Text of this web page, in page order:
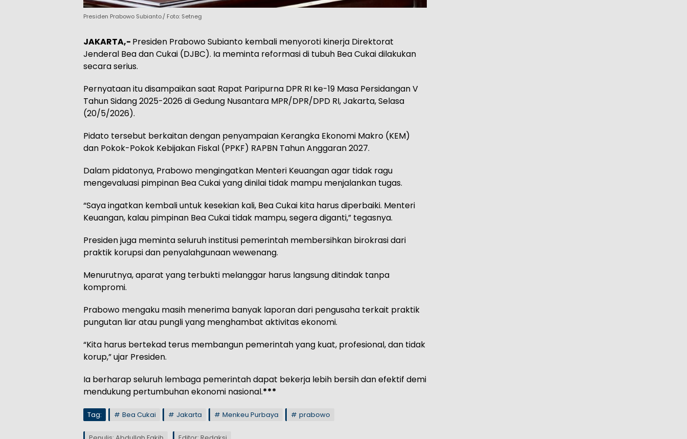
Presiden Prabowo Subianto./ Foto: Setneg
JAKARTA,- Presiden Prabowo Subianto kembali menyoroti kinerja Direktorat
Jenderal Bea dan Cukai (DJBC). Ia meminta reformasi di tubuh Bea Cukai dilakukan
secara serius.
Pernyataan itu disampaikan saat Rapat Paripurna DPR RI ke-19 Masa Persidangan V
Tahun Sidang 2025-2026 di Gedung Nusantara MPR/DPR/DPD RI, Jakarta, Selasa
(20/5/2026).
Pidato tersebut berkaitan dengan penyampaian Kerangka Ekonomi Makro (KEM)
dan Pokok-Pokok Kebijakan Fiskal (PPKF) RAPBN Tahun Anggaran 2027.
Dalam pidatonya, Prabowo mengingatkan Menteri Keuangan agar tidak ragu
mengevaluasi pimpinan Bea Cukai yang dinilai tidak mampu menjalankan tugas.
“Saya ingatkan kembali untuk kesekian kali, Bea Cukai kita harus diperbaiki. Menteri
Keuangan, kalau pimpinan Bea Cukai tidak mampu, segera diganti,” tegasnya.
Presiden juga meminta seluruh institusi pemerintah membersihkan birokrasi dari
praktik korupsi dan penyalahgunaan wewenang.
Menurutnya, aparat yang terbukti melanggar harus langsung ditindak tanpa
kompromi.
Prabowo mengaku masih menerima banyak laporan dari pengusaha terkait praktik
pungutan liar atau pungli yang menghambat aktivitas ekonomi.
“Kita harus bertekad terus membangun pemerintah yang kuat, profesional, dan tidak
korup,” ujar Presiden.
Ia berharap seluruh lembaga pemerintah dapat bekerja lebih bersih dan efektif demi
mendukung pertumbuhan ekonomi nasional.***
Tag: Bea Cukai Jakarta Menkeu Purbaya prabowo